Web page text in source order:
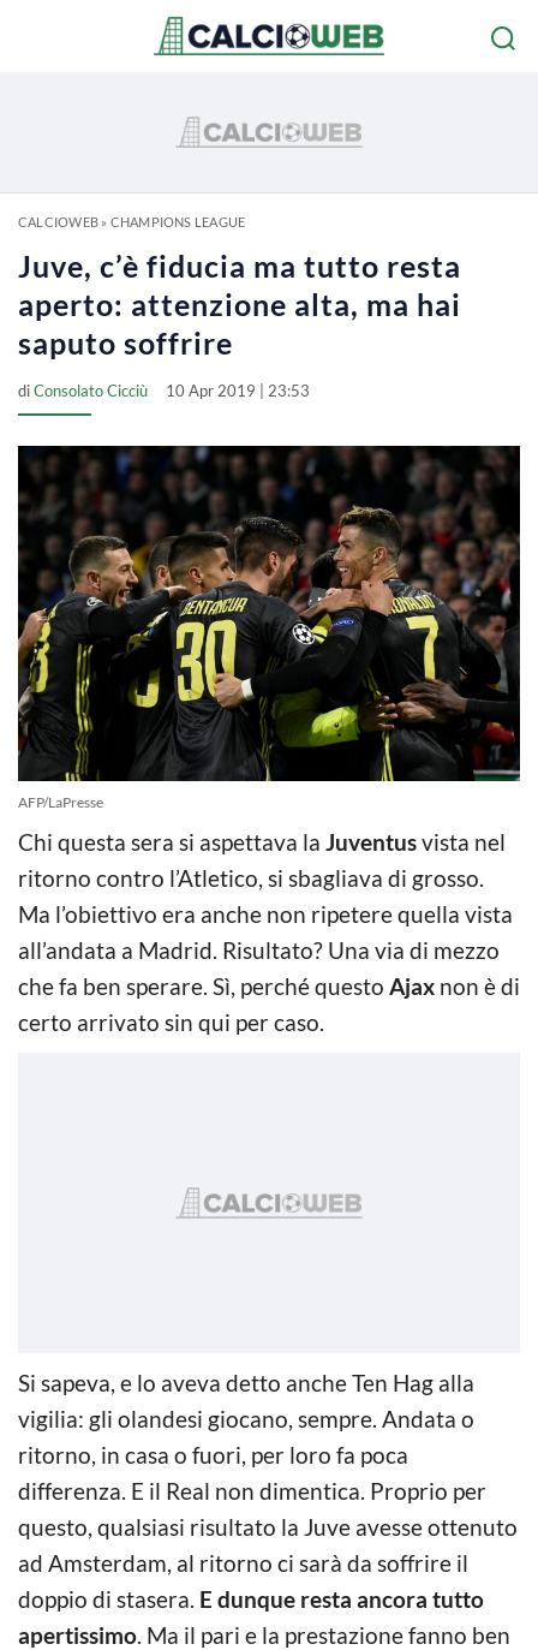
CALCIOWEB» CHAMPIONS LEAGUE
Juve, c’è fiducia ma tutto resta
aperto: attenzione alta, ma hai
saputo soffrire
diConsolato Cicciù 10 Apr 2019 | 23:53
AFP/LaPresse
Chi questa sera si aspettava la Juventusvista nel
ritorno contro l’Atletico, si sbagliava di grosso.
Ma l’obiettivo era anche non ripetere quella vista
all’andata a Madrid. Risultato? Una via di mezzo
che fa ben sperare. Sì, perché questo Ajax non è di
certo arrivato sin qui per caso.
Si sapeva, e lo aveva detto anche Ten Hag alla
vigilia: gli olandesi giocano, sempre. Andata o
ritorno, in casa o fuori, per loro fa poca
differenza. E il Real non dimentica. Proprio per
questo, qualsiasi risultato la Juve avesse ottenuto
ad Amsterdam, al ritorno ci sarà da soffrire il
doppio di stasera. E dunque resta ancora tutto
apertissimo. Ma il pari e la prestazione fanno ben